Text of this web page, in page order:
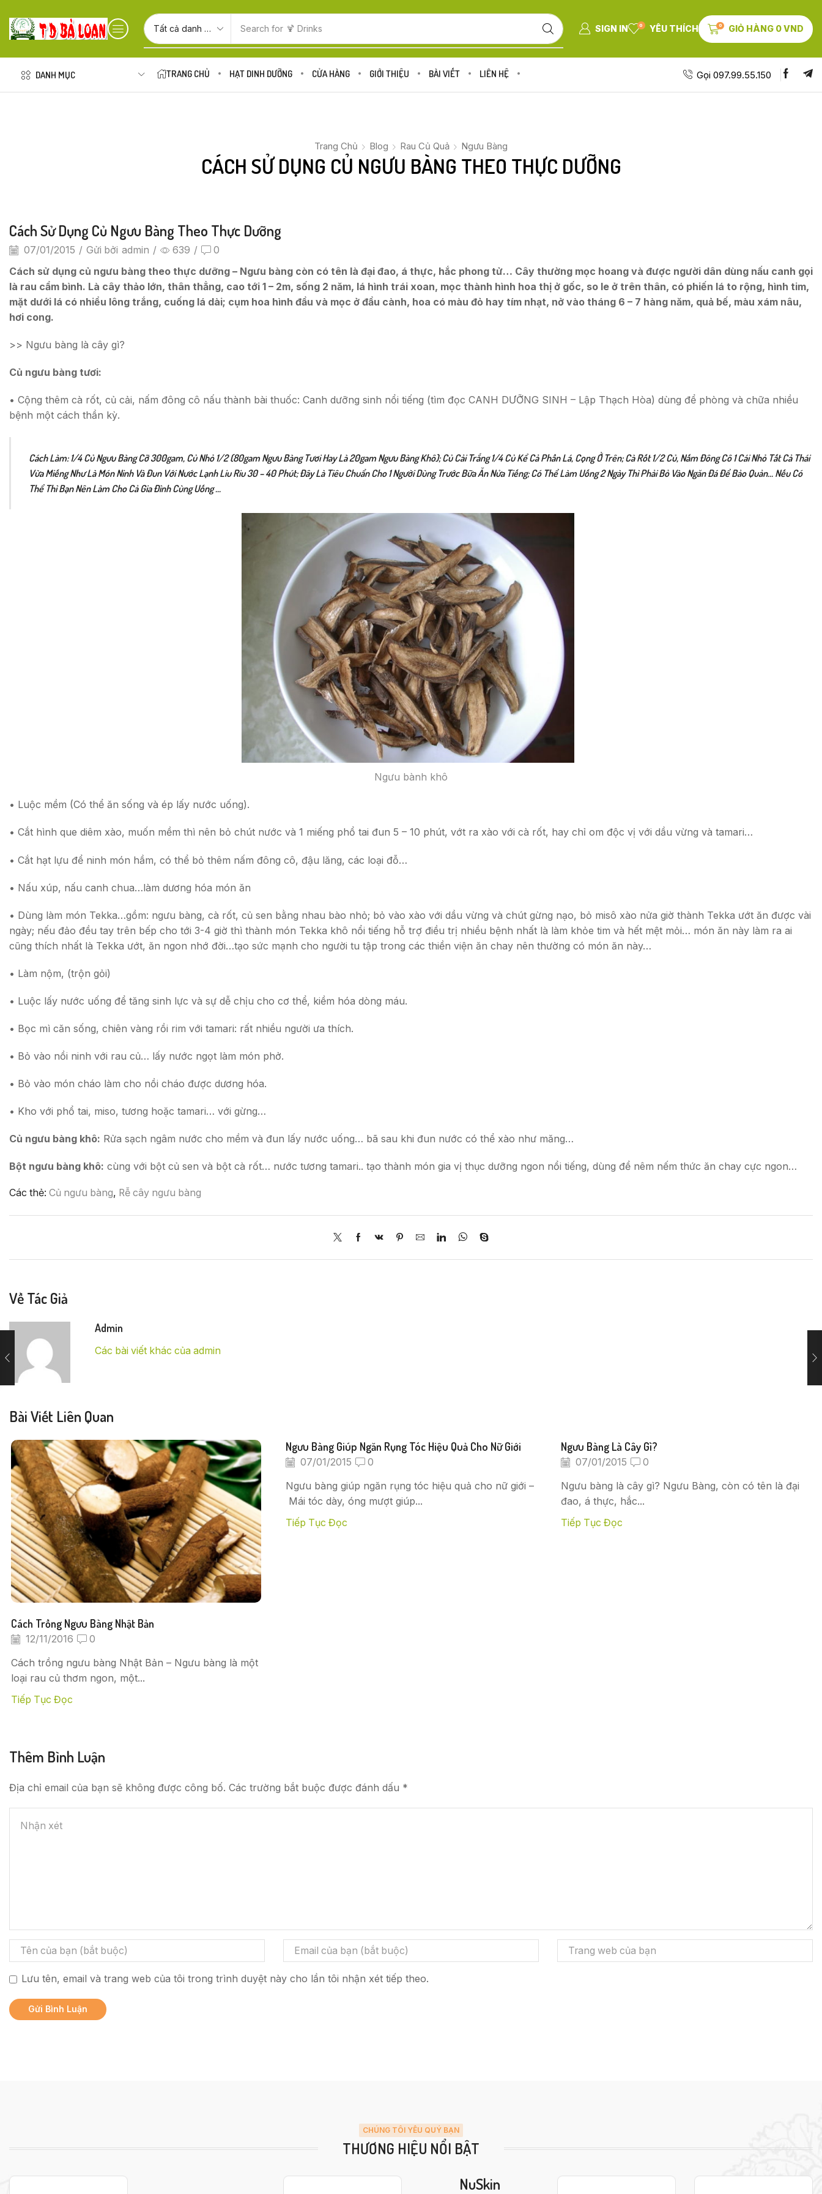
Search for 🍋 Fruits SIGN IN 0 YÊU THÍCH 0 GIỎ HÀNG 0VND
DANH MỤC TRANG CHỦ HẠT DINH DƯỠNG CỬA HÀNG GIỚI THIỆU BÀI VIẾT LIÊN HỆ Gọi 097.99.55.150
Trang Chủ Blog Rau Củ Quả Ngưu Bàng
CÁCH SỬ DỤNG CỦ NGƯU BÀNG THEO THỰC DƯỠNG
Cách Sử Dụng Củ Ngưu Bàng Theo Thực Dưỡng
07/01/2015 / Gửi bởi admin / 639 / 0
Cách sử dụng củ ngưu bàng theo thực dưỡng – Ngưu bàng còn có tên là đại đao, á thực, hắc phong tử… Cây thường mọc hoang và được người dân dùng nấu canh gọi
là rau cẩm bình. Là cây thảo lớn, thân thẳng, cao tới 1 – 2m, sống 2 năm, lá hình trái xoan, mọc thành hình hoa thị ở gốc, so le ở trên thân, có phiến lá to rộng, hình tim,
mặt dưới lá có nhiều lông trắng, cuống lá dài; cụm hoa hình đầu và mọc ở đầu cành, hoa có màu đỏ hay tím nhạt, nở vào tháng 6 – 7 hàng năm, quả bế, màu xám nâu,
hơi cong.
>> Ngưu bàng là cây gì?
Củ ngưu bàng tươi:
• Cộng thêm cà rốt, củ cải, nấm đông cô nấu thành bài thuốc: Canh dưỡng sinh nổi tiếng (tìm đọc CANH DƯỠNG SINH – Lập Thạch Hòa) dùng để phòng và chữa nhiều
bệnh một cách thần kỳ.
Cách Làm: 1/4 Củ Ngưu Bàng Cỡ 300gam, Củ Nhỏ 1/2 (80gam Ngưu Bàng Tươi Hay Là 20gam Ngưu Bàng Khô); Củ Cải Trắng 1/4 Củ Kể Cả Phần Lá, Cọng Ở Trên; Cà Rốt 1/2 Củ, Nấm Đông Cô 1 Cái Nhỏ Tất Cả Thái
Vừa Miếng Như Là Món Ninh Và Đun Với Nước Lạnh Liu Riu 30 – 40 Phút; Đây Là Tiêu Chuẩn Cho 1 Người Dùng Trước Bữa Ăn Nửa Tiếng; Có Thể Làm Uống 2 Ngày Thì Phải Bỏ Vào Ngăn Đá Để Bảo Quản… Nếu Có
Thể Thì Bạn Nên Làm Cho Cả Gia Đình Cùng Uống …
Ngưu bành khô
• Luộc mềm (Có thể ăn sống và ép lấy nước uống).
• Cắt hình que diêm xào, muốn mềm thì nên bỏ chút nước và 1 miếng phổ tai đun 5 – 10 phút, vớt ra xào với cà rốt, hay chỉ om độc vị với dầu vừng và tamari…
• Cắt hạt lựu để ninh món hầm, có thể bỏ thêm nấm đông cô, đậu lăng, các loại đỗ…
• Nấu xúp, nấu canh chua…làm dương hóa món ăn
• Dùng làm món Tekka…gồm: ngưu bàng, cà rốt, củ sen bằng nhau bào nhỏ; bỏ vào xào với dầu vừng và chút gừng nạo, bỏ misô xào nửa giờ thành Tekka ướt ăn được vài
ngày; nếu đảo đều tay trên bếp cho tới 3-4 giờ thì thành món Tekka khô nổi tiếng hỗ trợ điều trị nhiều bệnh nhất là làm khỏe tim và hết mệt mỏi… món ăn này làm ra ai
cũng thích nhất là Tekka ướt, ăn ngon nhớ đời…tạo sức mạnh cho người tu tập trong các thiền viện ăn chay nên thường có món ăn này…
• Làm nộm, (trộn gỏi)
• Luộc lấy nước uống để tăng sinh lực và sự dễ chịu cho cơ thể, kiềm hóa dòng máu.
• Bọc mì căn sống, chiên vàng rồi rim với tamari: rất nhiều người ưa thích.
• Bỏ vào nồi ninh với rau củ… lấy nước ngọt làm món phở.
• Bỏ vào món cháo làm cho nồi cháo được dương hóa.
• Kho với phổ tai, miso, tương hoặc tamari… với gừng…
Củ ngưu bàng khô: Rửa sạch ngâm nước cho mềm và đun lấy nước uống… bã sau khi đun nước có thể xào như măng…
Bột ngưu bàng khô: cùng với bột củ sen và bột cà rốt… nước tương tamari.. tạo thành món gia vị thục dưỡng ngon nổi tiếng, dùng để nêm nếm thức ăn chay cực ngon…
Các thẻ: Củ ngưu bàng, Rễ cây ngưu bàng
Về Tác Giả
Admin
Các bài viết khác của admin
Bài Viết Liên Quan
Cách Trồng Ngưu Bàng Nhật Bản
12/11/2016 0
Cách trồng ngưu bàng Nhật Bản – Ngưu bàng là một
loại rau củ thơm ngon, một...
Tiếp Tục Đọc
Ngưu Bàng Giúp Ngăn Rụng Tóc Hiệu Quả Cho Nữ Giới
07/01/2015 0
Ngưu bàng giúp ngăn rụng tóc hiệu quả cho nữ giới –
Mái tóc dày, óng mượt giúp...
Tiếp Tục Đọc
Ngưu Bàng Là Cây Gì?
07/01/2015 0
Ngưu bàng là cây gì? Ngưu Bàng, còn có tên là đại
đao, á thực, hắc...
Tiếp Tục Đọc
Thêm Bình Luận
Địa chỉ email của bạn sẽ không được công bố. Các trường bắt buộc được đánh dấu *
Lưu tên, email và trang web của tôi trong trình duyệt này cho lần tôi nhận xét tiếp theo.
CHÚNG TÔI YÊU QUÝ BẠN
THƯƠNG HIỆU NỔI BẬT
NuSkin